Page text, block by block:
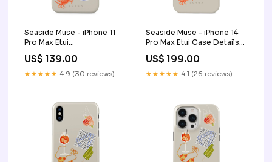
Seaside Muse - iPhone 11
Pro Max Etui
NO_09A_PixelBuds_Pro2
US$ 139.00
★★★★★ 4.9 (30 reviews)
Seaside Muse - iPhone 14
Pro Max Etui Case Details
Color:Stalowy
US$ 199.00
★★★★★ 4.1 (26 reviews)